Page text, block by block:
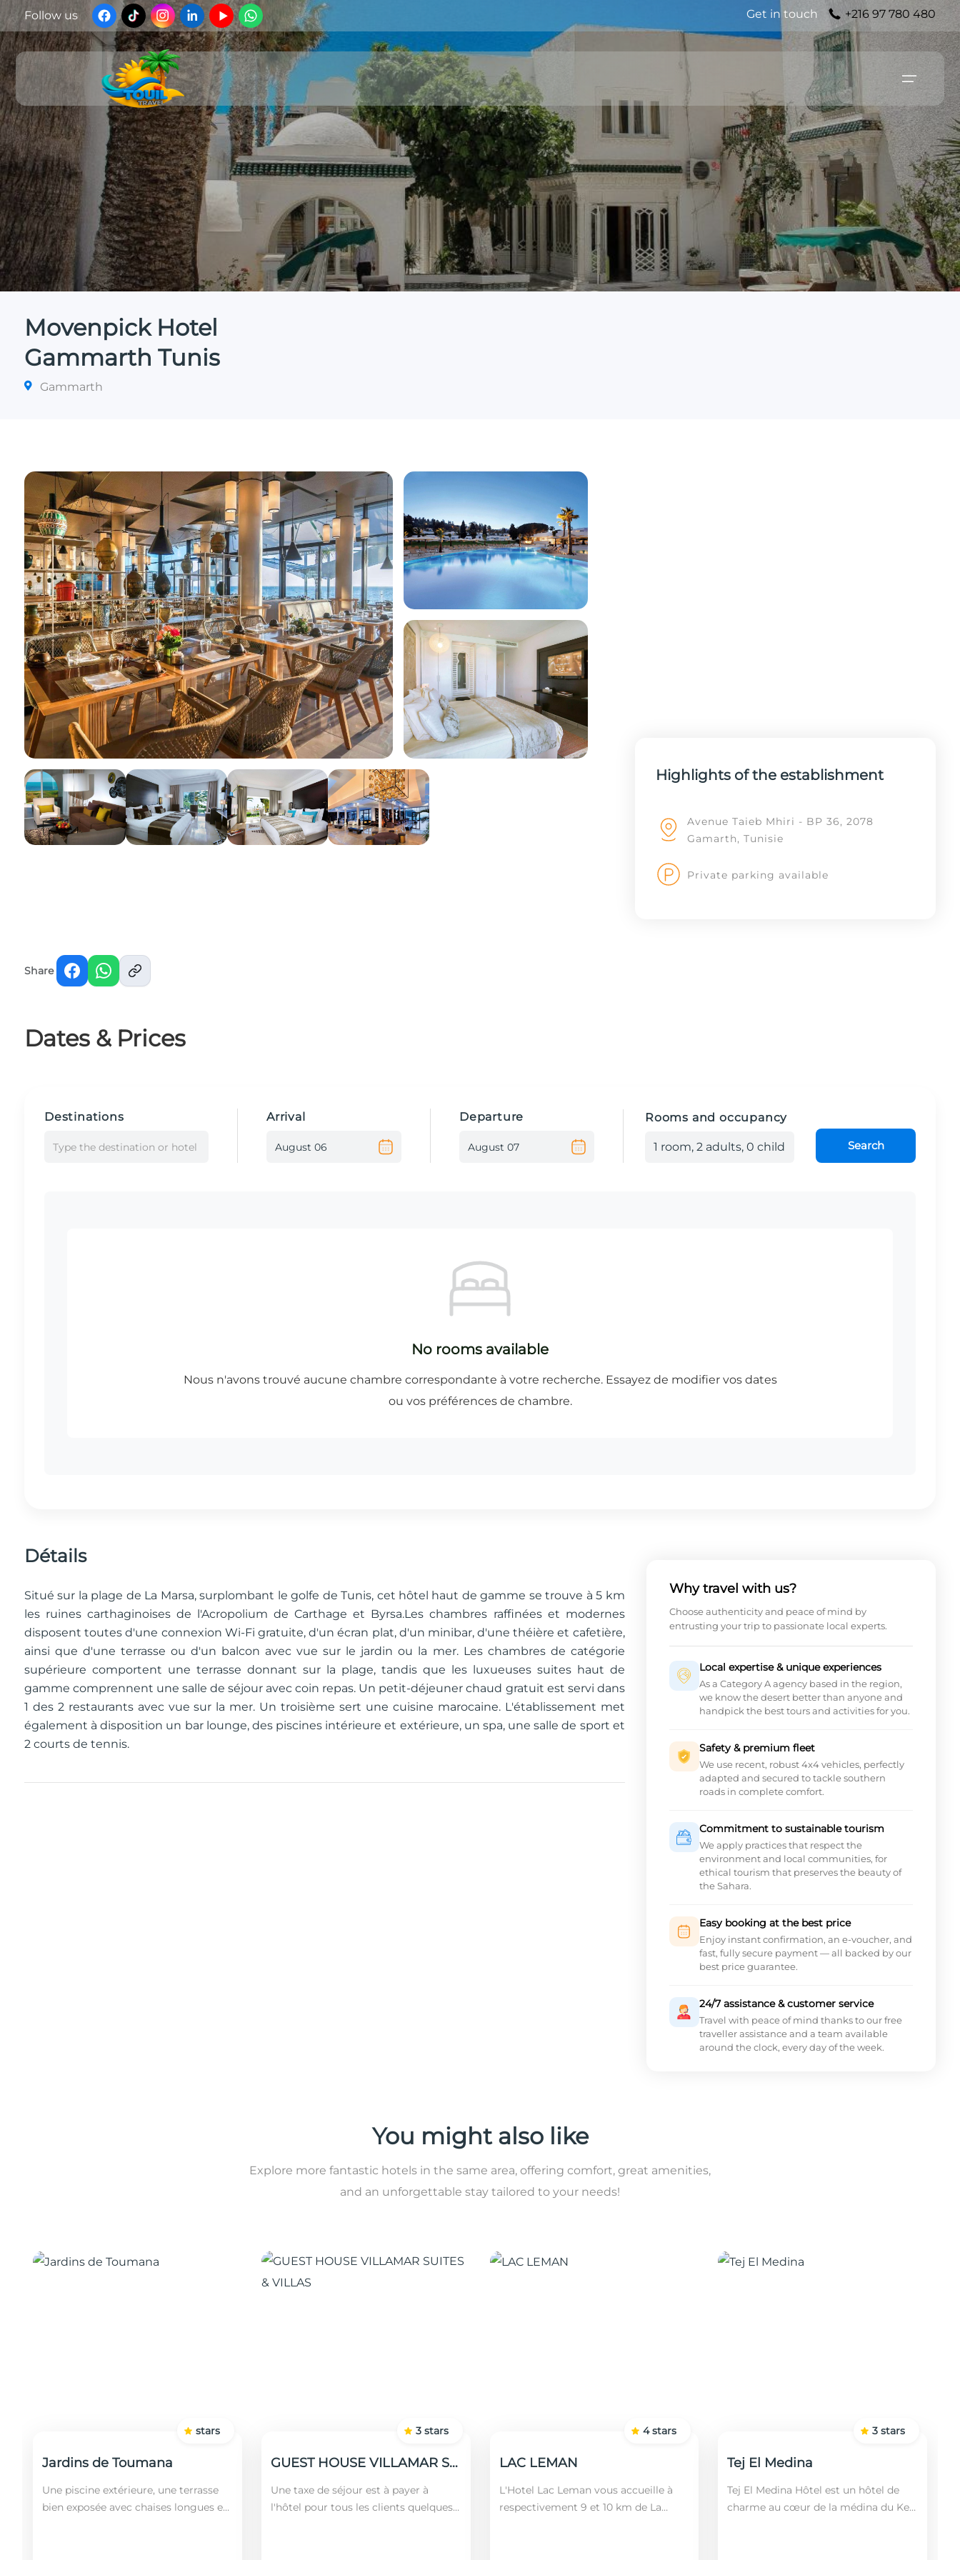
Follow us Get in touch +216 97 780 480
Movenpick Hotel
Gammarth Tunis
Gammarth
Highlights of the establishment
Avenue Taieb Mhiri - BP 36, 2078
Gamarth, Tunisie
Private parking available
Share
Dates & Prices
Destinations
Type the destination or hotel
Arrival Departure Rooms and occupancy
1 room, 2 adults, 0 child Search
Détails
Situé sur la plage de La Marsa, surplombant le golfe de Tunis, cet hôtel haut de gamme se trouve à 5 km
les ruines carthaginoises de l'Acropolium de Carthage et Byrsa.Les chambres raffinées et modernes
disposent toutes d'une connexion Wi-Fi gratuite, d'un écran plat, d'un minibar, d'une théière et cafetière,
ainsi que d'une terrasse ou d'un balcon avec vue sur le jardin ou la mer. Les chambres de catégorie
supérieure comportent une terrasse donnant sur la plage, tandis que les luxueuses suites haut de
gamme comprennent une salle de séjour avec coin repas. Un petit-déjeuner chaud gratuit est servi dans
1 des 2 restaurants avec vue sur la mer. Un troisième sert une cuisine marocaine. L'établissement met
également à disposition un bar lounge, des piscines intérieure et extérieure, un spa, une salle de sport et
2 courts de tennis.
Why travel with us?
Choose authenticity and peace of mind by
entrusting your trip to passionate local experts.
Local expertise & unique experiences
As a Category A agency based in the region,
we know the desert better than anyone and
handpick the best tours and activities for you.
Safety & premium fleet
We use recent, robust 4x4 vehicles, perfectly
adapted and secured to tackle southern
roads in complete comfort.
Commitment to sustainable tourism
We apply practices that respect the
environment and local communities, for
ethical tourism that preserves the beauty of
the Sahara.
Easy booking at the best price
Enjoy instant confirmation, an e-voucher, and
fast, fully secure payment — all backed by our
best price guarantee.
24/7 assistance & customer service
Travel with peace of mind thanks to our free
traveller assistance and a team available
around the clock, every day of the week.
You might also like
Explore more fantastic hotels in the same area, offering comfort, great amenities,
and an unforgettable stay tailored to your needs!
Jardins de Toumana
Une piscine extérieure, une terrasse
bien exposée avec chaises longues et
stars
GUEST HOUSE VILLAMAR SUITES & VILLAS
Une taxe de séjour est à payer à
l'hôtel pour tous les clients quelques
3 stars
LAC LEMAN
L'Hotel Lac Leman vous accueille à
respectivement 9 et 10 km de La
4 stars
Tej El Medina
Tej El Medina Hôtel est un hôtel de
charme au cœur de la médina du Kef,
3 stars